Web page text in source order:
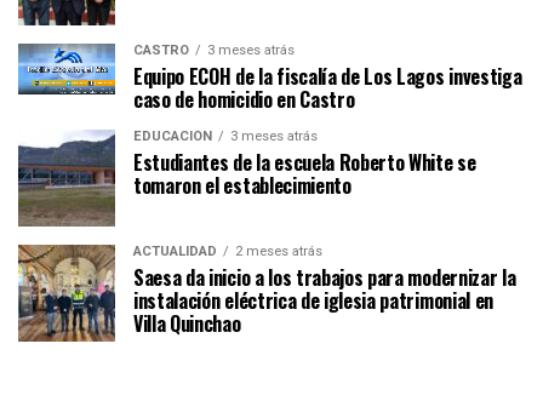
CASTRO 3 meses atrás
Equipo ECOH de la fiscalía de Los Lagos investiga
caso de homicidio en Castro
EDUCACIÓN 3 meses atrás
Estudiantes de la escuela Roberto White se
tomaron el establecimiento
ACTUALIDAD 2 meses atrás
Saesa da inicio a los trabajos para modernizar la
instalación eléctrica de iglesia patrimonial en
Villa Quinchao